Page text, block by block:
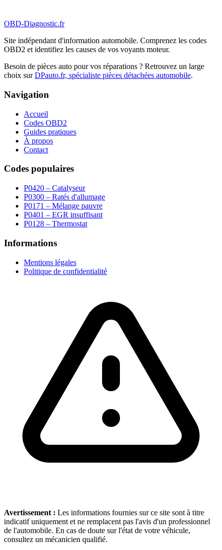
OBD-Diagnostic.fr
Site indépendant d'information automobile. Comprenez les codes
OBD2 et identifiez les causes de vos voyants moteur.
Besoin de pièces auto pour vos réparations ? Retrouvez un large
choix sur DPauto.fr, spécialiste pièces détachées automobile.
Navigation
Accueil
Codes OBD2
Guides pratiques
À propos
Contact
Codes populaires
P0420 – Catalyseur
P0300 – Ratés d'allumage
P0171 – Mélange pauvre
P0401 – EGR insuffisant
P0128 – Thermostat
Informations
Mentions légales
Politique de confidentialité
Avertissement : Les informations fournies sur ce site sont à titre
indicatif uniquement et ne remplacent pas l'avis d'un professionnel
de l'automobile. En cas de doute sur l'état de votre véhicule,
consultez un mécanicien qualifié.